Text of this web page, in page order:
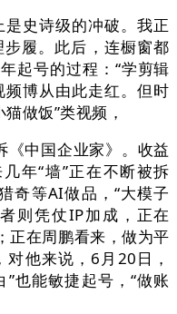
史诗级的冲破。我正
履。此后，连橱窗都
起号的过程：“学剪辑
博从由此走红。但时
做饭”类视频，
中国企业家》。收益
年“墙”正在不断被拆
奇等AI做品，“大模子
则凭仗IP加成，正在
在周鹏看来，做为平
他来说，6月20日，
也能敏捷起号，“做账